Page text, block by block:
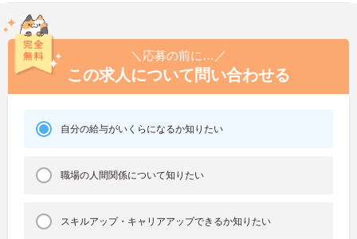
＼応募の前に…／
この求人について問い合わせる
自分の給与がいくらになるか知りたい
職場の人間関係について知りたい
スキルアップ・キャリアアップできるか知りたい